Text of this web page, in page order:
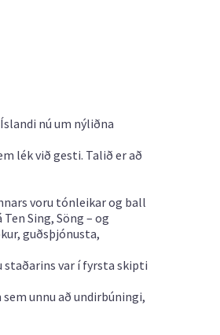
nú um nýliðna
lék við gesti. Talið er að
voru tónleikar og ball
Sing, Söng – og
guðsþjónusta,
staðarins var í fyrsta skipti
unnu að undirbúningi,